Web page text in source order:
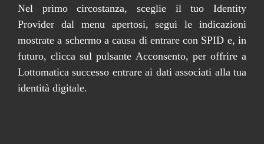
Nel primo circostanza, sceglie il tuo Identity
Provider dal menu apertosi, segui le indicazioni
mostrate a schermo a causa di entrare con SPID e, in
futuro, clicca sul pulsante Acconsento, per offrire a
Lottomatica successo entrare ai dati associati alla tua
identità digitale.